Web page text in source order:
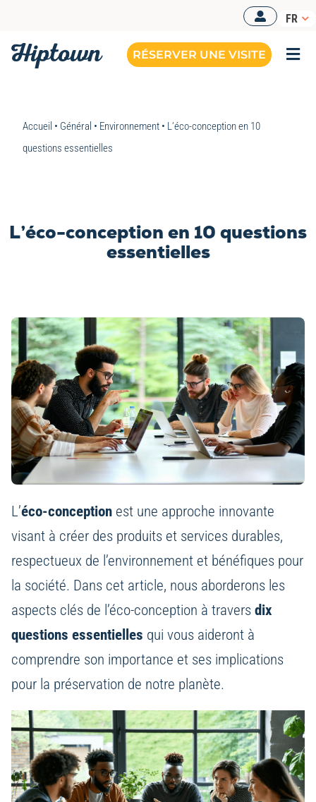
contenu
FR
RÉSERVER UNE VISITE
NOS OFFRES
RÉSERVER UNE VISITE
Accueil • Général • Environnement• L’éco-conception en 10
questions essentielles
L’éco-conception en 10 questions
essentielles
L’éco-conceptionest une approche innovante
visant à créer des produits et services durables,
respectueux de l’environnement et bénéfiques pour
la société. Dans cet article, nous aborderons les
aspects clés de l’éco-conception à travers dix
questions essentielles qui vous aideront à
comprendre son importance et ses implications
pour la préservation de notre planète.